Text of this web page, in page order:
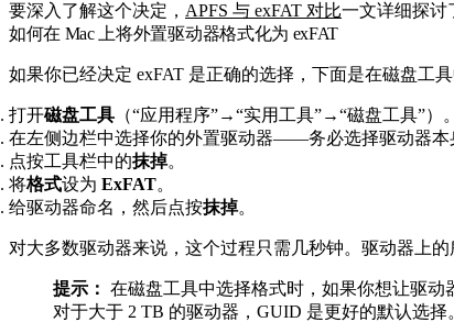
要深入了解这个决定， APFS 与 exFAT 对比一文详细探讨
如何在 Mac 上将外置驱动器格式化为 exFAT
如果你已经决定 exFAT 是正确的选择，下面是在磁盘工具
打开磁盘工具 （“应用程序”→“实用工具”→“磁盘工具”）。
在左侧边栏中选择你的外置驱动器——务必选择驱动器本
点按工具栏中的抹掉。
将格式设为 ExFAT。
给驱动器命名，然后点按抹掉。
对大多数驱动器来说，这个过程只需几秒钟。驱动器上
提示： 在磁盘工具中选择格式时，如果你想让驱动
对于大于 2 TB 的驱动器，GUID 是更好的默认选择